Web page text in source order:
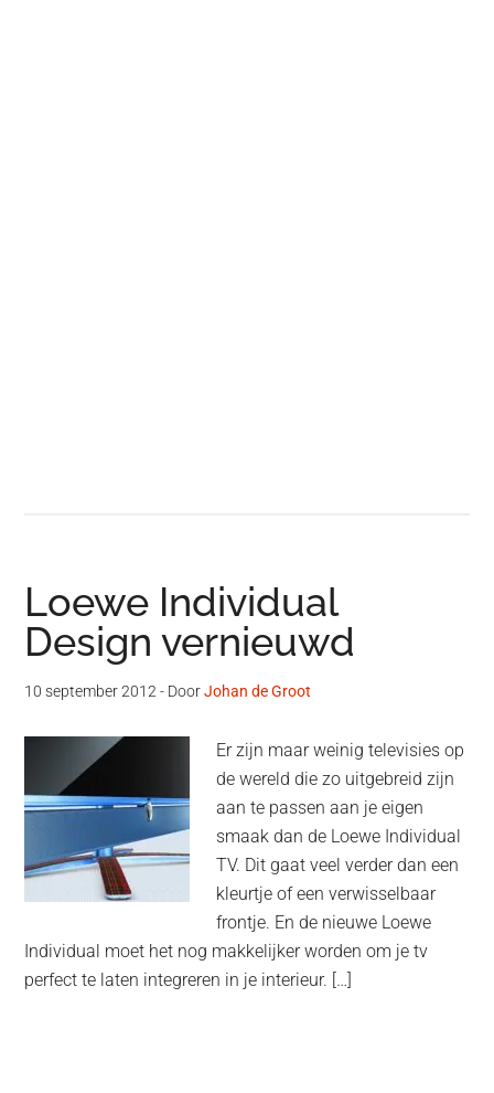
Loewe Individual
Design vernieuwd
10 september 2012 - DoorJohan de Groot
Er zijn maar weinig televisies op
de wereld die zo uitgebreid zijn
aan te passen aan je eigen
smaak dan de Loewe Individual
TV. Dit gaat veel verder dan een
kleurtje of een verwisselbaar
frontje. En de nieuwe Loewe
Individual moet het nog makkelijker worden om je tv
perfect te laten integreren in je interieur. […]